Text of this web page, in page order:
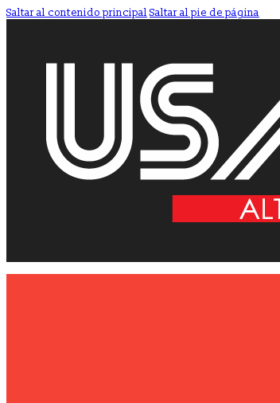
Saltar al contenido principal Saltar al pie de página